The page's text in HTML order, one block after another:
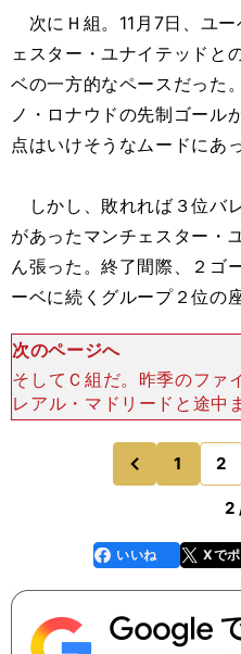
次にＨ組。11月7日、ユ
ェスター・ユナイテッドと
ベの一方的なペースだった
ノ・ロナウドの先制ゴール
点はいけそうなムードにあっ
しかし、敗れれば３位バ
があったマンチェスター・
ん張った。終了間際、２ゴ
ーベに続くグループ２位の
次のページへ
そしてＣ組だ。昨季のファ
レアル・マドリードと途中
プール。同じくレアル・マ
ント１回戦で惜敗したPSG
似た境遇
前
1 2のページへ
2
faceboo
k
いいね Xで